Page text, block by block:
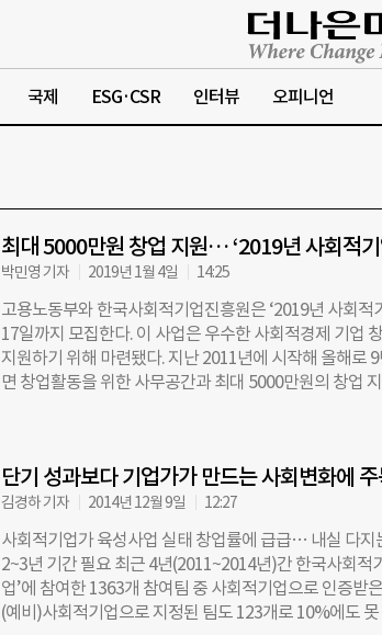
국제 ESG·CSR 인터뷰 오피니언
최대 5000만원 창업 지원… ‘2019년 사회적
박민영 기자 2019년 1월 4일 14:25
고용노동부와 한국사회적기업진흥원은 ‘2019년 사회적
17일까지 모집한다. 이 사업은 우수한 사회적경제 기업
지원하기 위해 마련됐다. 지난 2011년에 시작해 올해로
면 창업활동을 위한 사무공간과 최대 5000만원의 창업
과 폐업한 (예비)사회적기업 등이 다시 사회적경제분야
해서다. 사회적기업가 육성사업 신청은 온라인
다. 단 오프라인 신청의 경우 구비서류를 갖춰 사회적기
방문 또는 우편으로 보내야 한다. ☞사회적기업가 육성
기업가 육성사업에 관한 자세한 내용은 한국사회적기업
(www.socialenterprise.or.kr)에서 확인할 수 있다. [박
bada@chosun.com] – Copyrights ⓒ 더나은미래 &
단기 성과보다 기업가가 만드는 사회변화에
김경하 기자 2014년 12월 9일 12:27
사회적기업가 육성사업 실태 창업률에 급급… 내실 다지
2~3년 기간 필요 최근 4년(2011~2014년)간 한국사회적
업’에 참여한 1363개 참여팀 중 사회적기업으로 인증받
(예비)사회적기업으로 지정된 팀도 123개로 10%에도